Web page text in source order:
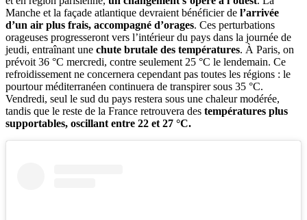
Manche et la façade atlantique devraient bénéficier de l’arrivée
d’un air plus frais, accompagné d’orages. Ces perturbations
orageuses progresseront vers l’intérieur du pays dans la journée de
jeudi, entraînant une chute brutale des températures. À Paris, on
prévoit 36 °C mercredi, contre seulement 25 °C le lendemain. Ce
refroidissement ne concernera cependant pas toutes les régions : le
pourtour méditerranéen continuera de transpirer sous 35 °C.
Vendredi, seul le sud du pays restera sous une chaleur modérée,
tandis que le reste de la France retrouvera des températures plus
supportables, oscillant entre 22 et 27 °C.